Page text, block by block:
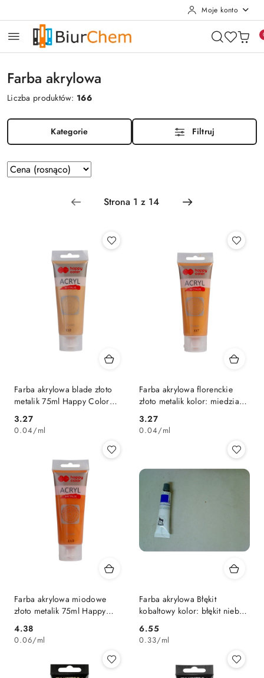
Moje konto
Farba akrylowa
Liczba produktów: 166
Kategorie Filtruj
Zastosowano
sortowanie:
Sortuj
według
Farba akrylowa blade złoto
metalik 75ml Happy Color
(HA 7370 0075-112)
Cena:
3.27
0.04/ml
Farba akrylowa florenckie
złoto metalik kolor: miedziany
75ml Happy Color (HA 7370
0075-117)
Cena:
3.27
0.04/ml
Farba akrylowa miodowe
złoto metalik 75ml Happy
Cena:
4.38
0.06/ml
Farba akrylowa Błękit
kobaltowy kolor: błękit nieba
Cena:
6.55
0.33/ml